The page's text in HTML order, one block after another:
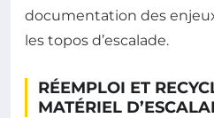
documentation des
les topos d’escalade.
RÉEMPLOI ET
MATÉRIEL